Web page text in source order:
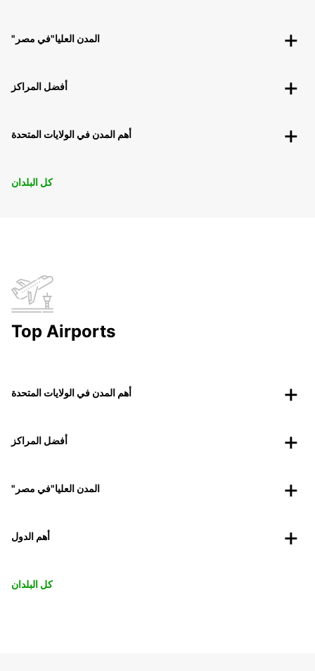
"المدن العليا"في مصر
أفضل المراكز
أهم المدن في الولايات المتحدة
كل البلدان
Top Airports
أهم المدن في الولايات المتحدة
أفضل المراكز
"المدن العليا"في مصر
أهم الدول
كل البلدان